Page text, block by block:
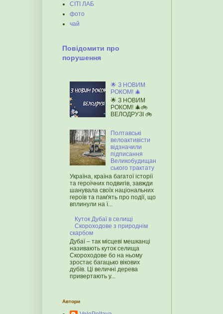
СІТІ ЛАБ
фото
чай
Повідомити про
порушення
🌟 З НОВИМ
РОКОМ! 🎄
🌟 З НОВИМ
РОКОМ! 🎄🚲
ВЕЛОДРУЗІ 🚲
Полтавські
велоактивісти
відзначили
підписання
Великобудищан
ського трактату
Україна, країна багатої історії
та героїчних подвигів, завжди
шанувала своїх національних
героїв та пам'ять про події, що
вплинули на ї...
Куток Дубаї в селищі
Скороходове з природнім
скарбом
Дубаї – так місцеві мешканці
називають куток селища
Скороходове бо на ньому
зростає багацько вікових
дубів. Ці величні дерева
привертають у...
Автори